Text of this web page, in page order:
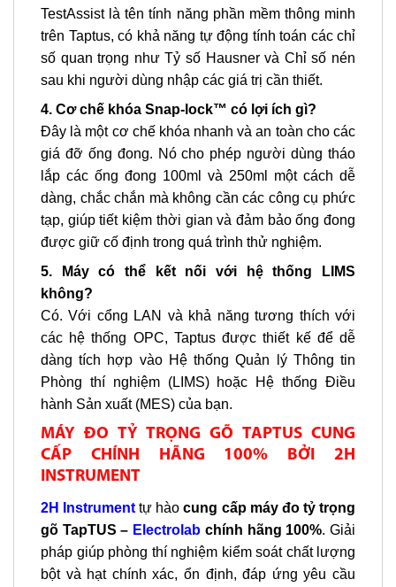
TestAssist là tên tính năng phần mềm thông minh
trên Taptus, có khả năng tự động tính toán các chỉ
số quan trọng như Tỷ số Hausner và Chỉ số nén
sau khi người dùng nhập các giá trị cần thiết.
4. Cơ chế khóa Snap-lock™ có lợi ích gì?
Đây là một cơ chế khóa nhanh và an toàn cho các
giá đỡ ống đong. Nó cho phép người dùng tháo
lắp các ống đong 100ml và 250ml một cách dễ
dàng, chắc chắn mà không cần các công cụ phức
tạp, giúp tiết kiệm thời gian và đảm bảo ống đong
được giữ cố định trong quá trình thử nghiệm.
5. Máy có thể kết nối với hệ thống LIMS
không?
Có. Với cổng LAN và khả năng tương thích với
các hệ thống OPC, Taptus được thiết kế để dễ
dàng tích hợp vào Hệ thống Quản lý Thông tin
Phòng thí nghiệm (LIMS) hoặc Hệ thống Điều
hành Sản xuất (MES) của bạn.
MÁY ĐO TỶ TRỌNG GÕ TAPTUS CUNG
CẤP CHÍNH HÃNG 100% BỞI 2H
INSTRUMENT
2H Instrument tự hàocung cấp máy đo tỷ trọng
gõ TapTUS – Electrolab chính hãng 100%. Giải
pháp giúp phòng thí nghiệm kiểm soát chất lượng
bột và hạt chính xác, ổn định, đáp ứng yêu cầu